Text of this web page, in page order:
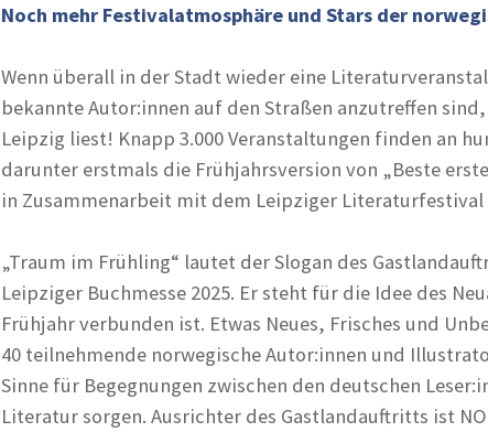
Noch mehr Festivalatmosphäre und Stars der
Wenn überall in der Stadt wieder eine
bekannte Autor:innen auf den Straßen anzutreffen
Leipzig liest! Knapp 3.000 Veranstaltungen finden an
darunter erstmals die Frühjahrsversion von „Beste
in Zusammenarbeit mit dem Leipziger
„Traum im Frühling“ lautet der Slogan des
Leipziger Buchmesse 2025. Er steht für die Idee des
Frühjahr verbunden ist. Etwas Neues, Frisches und
40 teilnehmende norwegische Autor:innen und
Sinne für Begegnungen zwischen den deutschen
Literatur sorgen. Ausrichter des Gastlandauftritts ist